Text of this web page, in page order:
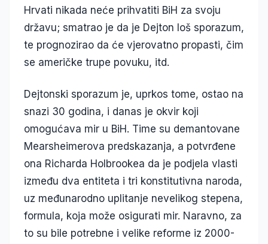
Hrvati nikada neće prihvatiti BiH za svoju
državu; smatrao je da je Dejton loš sporazum,
te prognozirao da će vjerovatno propasti, čim
se američke trupe povuku, itd.
Dejtonski sporazum je, uprkos tome, ostao na
snazi 30 godina, i danas je okvir koji
omogućava mir u BiH. Time su demantovane
Mearsheimerova predskazanja, a potvrđene
ona Richarda Holbrookea da je podjela vlasti
između dva entiteta i tri konstitutivna naroda,
uz međunarodno uplitanje nevelikog stepena,
formula, koja može osigurati mir. Naravno, za
to su bile potrebne i velike reforme iz 2000-